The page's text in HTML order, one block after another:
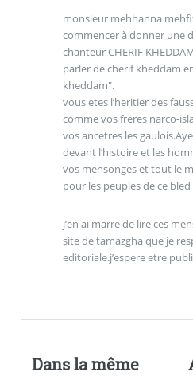
monsieur mehhanna
commencer à donner une
chanteur CHERIF
parler de cherif kheddam
kheddam".
vous etes l’heritier des
comme vos freres narco-
vos ancetres les
devant l’histoire et les
vos mensonges et tout le
pour les peuples de ce
j’en ai marre de lire ces
site de tamazgha que je
editoriale.j’espere etre
Dans la même